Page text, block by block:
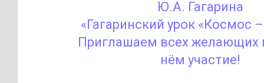
Ю.А. Гагарина
«Гагаринский урок «Космос
Приглашаем всех желающих
нём участие!